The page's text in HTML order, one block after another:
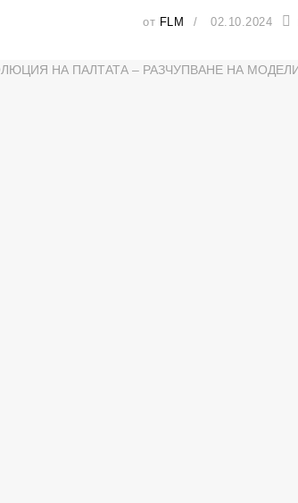
от FLM 02.10.2024